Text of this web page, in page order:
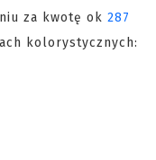
za kwotę ok 287
kolorystycznych: